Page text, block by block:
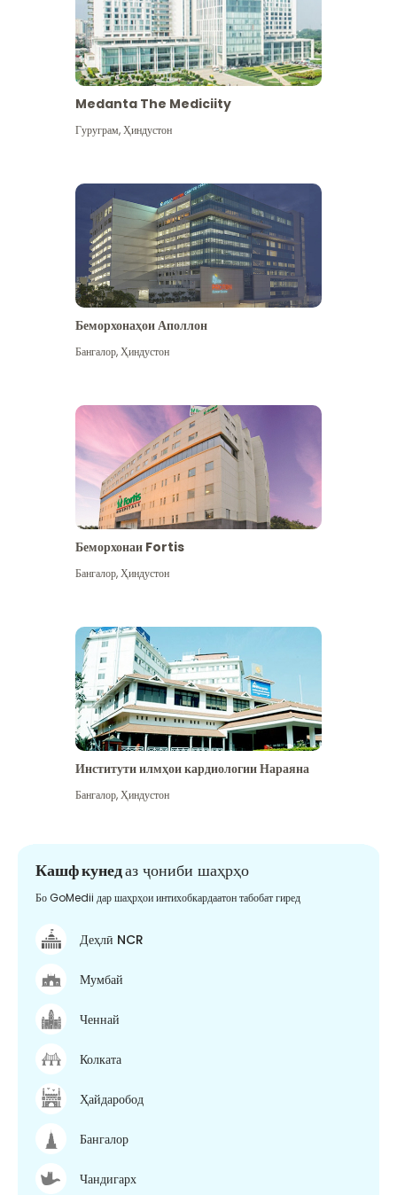
Бештар дидан
Medanta The Mediciity
Гуруграм,Ҳиндустон
Беморхонаҳои Аполлон
Бангалор,Ҳиндустон
Беморхонаи Fortis
Бангалор,Ҳиндустон
Институти илмҳои кардиологии Нараяна
Бангалор,Ҳиндустон
Кашф кунедаз ҷониби шаҳрҳо
Бо GoMedii дар шаҳрҳои интихобкардаатон табобат гиред
Деҳлӣ NCR
Мумбай
Ченнай
Колката
Ҳайдаробод
Бангалор
Чандигарх